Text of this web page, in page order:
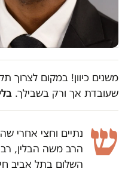
משנים כיוון! במקום לצרוך
שעובדת אך ורק בשבילך.
ש
הרב משה הבלין,